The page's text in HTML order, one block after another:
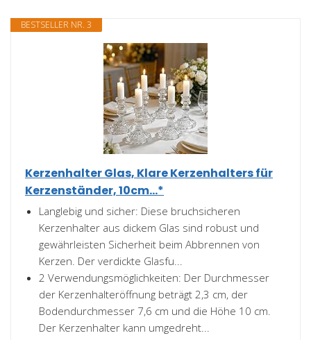
BESTSELLER NR. 3
Kerzenhalter Glas, Klare Kerzenhalters für
Kerzenständer, 10cm...*
Langlebig und sicher: Diese bruchsicheren
Kerzenhalter aus dickem Glas sind robust und
gewährleisten Sicherheit beim Abbrennen von
Kerzen. Der verdickte Glasfu...
2 Verwendungsmöglichkeiten: Der Durchmesser
der Kerzenhalteröffnung beträgt 2,3 cm, der
Bodendurchmesser 7,6 cm und die Höhe 10 cm.
Der Kerzenhalter kann umgedreht...